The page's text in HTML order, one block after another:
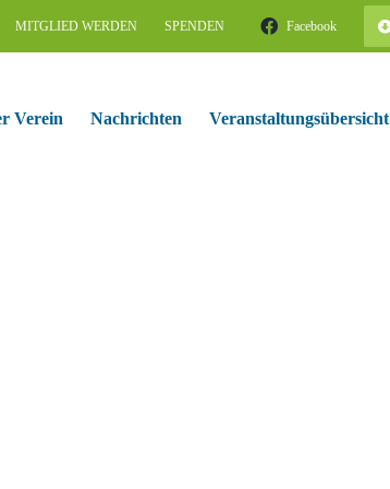
MITGLIED WERDEN SPENDEN Facebook
Verein Nachrichten Veranstaltungsübersicht